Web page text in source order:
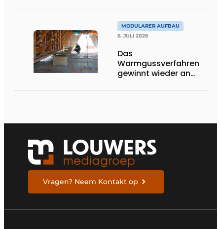
MODULARER AUFBAU
6. JULI 2026
Das
Warmgussverfahren
gewinnt wieder an
Vragen? Neem Kontakt op